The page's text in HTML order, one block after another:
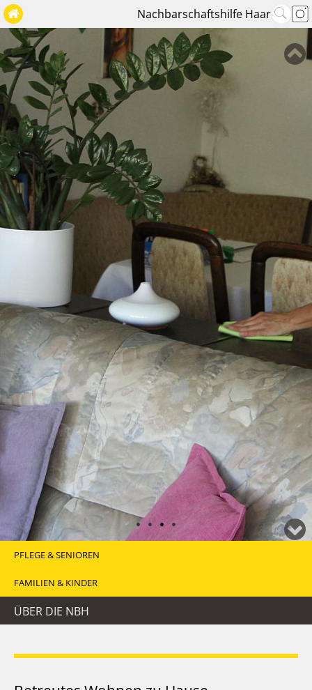
Nachbarschaftshilfe Haar
• • • •
PFLEGE & SENIOREN
FAMILIEN & KINDER
ÜBER DIE NBH